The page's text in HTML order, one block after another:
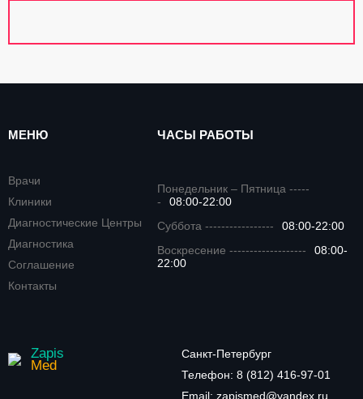
МЕНЮ
Врачи
Клиники
Диагностические Центры
Диагностика
Соглашение
Контакты
ЧАСЫ РАБОТЫ
Понедельник – Пятница -----
-
08:00-22:00
Суббота -----------------
08:00-22:00
Воскресение -------------------
08:00-
22:00
Zapis
Med
Санкт-Петербург
Телефон: 8 (812) 416-97-01
Email: zapismed@yandex.ru